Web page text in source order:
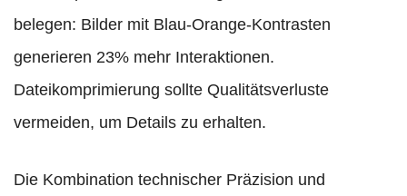
belegen: Bilder mit Blau-Orange-Kontrasten
generieren 23% mehr Interaktionen.
Dateikomprimierung sollte Qualitätsverluste
vermeiden, um Details zu erhalten.
Die Kombination technischer Präzision und